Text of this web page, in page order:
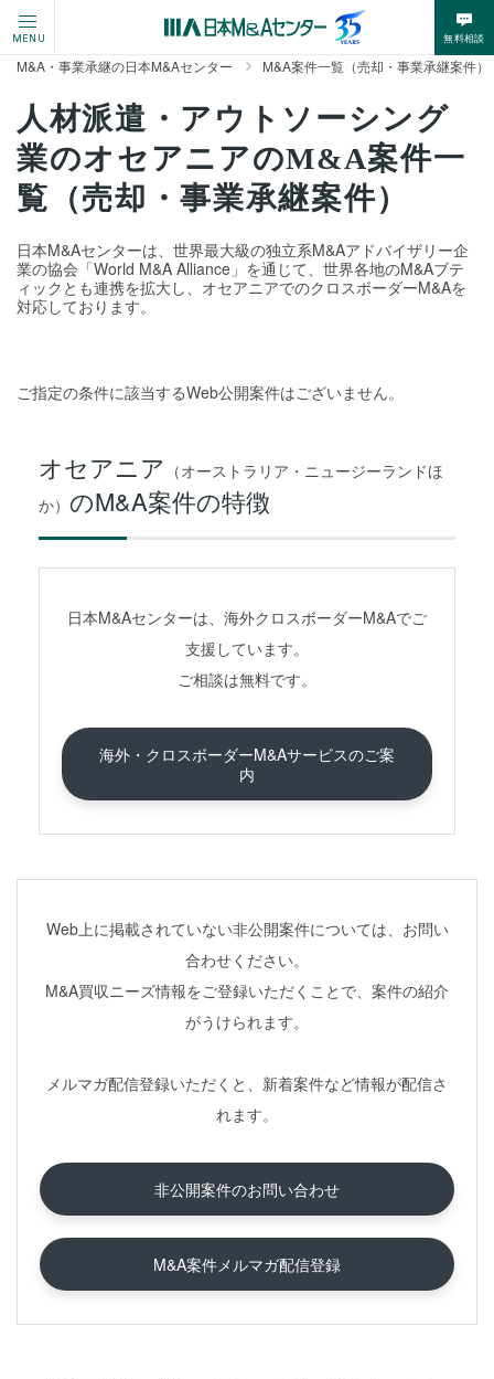
MENU 無料相談
M&A・事業承継の日本M&Aセンター M&A案件一覧（売却・事業承継案件）
人材派遣・アウトソーシング
業のオセアニアのM&A案件一
覧（売却・事業承継案件）
日本M&Aセンターは、世界最大級の独立系M&Aアドバイザリー企
業の協会「World M&A Alliance」を通じて、世界各地のM&Aブテ
ィックとも連携を拡大し、オセアニアでのクロスボーダーM&Aを
対応しております。
ご指定の条件に該当するWeb公開案件はございません。
オセアニア （オーストラリア・ニュージーランドほ
か） のM&A案件の特徴
日本M&Aセンターは、海外クロスボーダーM&Aでご
支援しています。
ご相談は無料です。
海外・クロスボーダーM&Aサービスのご案
内
Web上に掲載されていない非公開案件については、お問い
合わせください。
M&A買収ニーズ情報をご登録いただくことで、案件の紹介
がうけられます。
メルマガ配信登録いただくと、新着案件など情報が配信さ
れます。
非公開案件のお問い合わせ
M&A案件メルマガ配信登録